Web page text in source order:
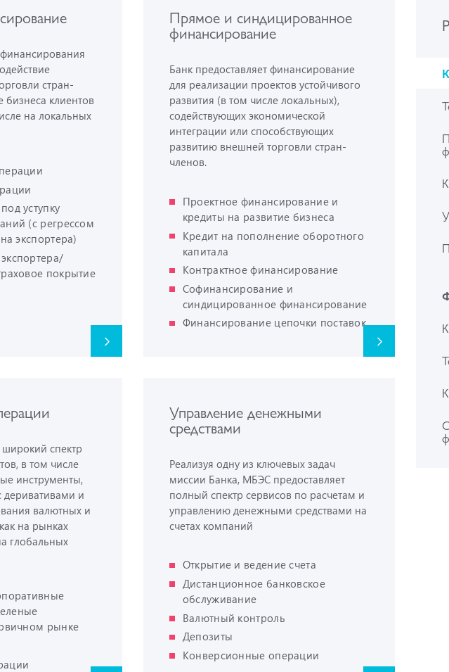
стран-
бизнеса клиентов
на локальных
уступку
(с регрессом
экспортера)
покрытие
Прямое и синдицированное
финансирование
Банк предоставляет финансирование
для реализации проектов устойчивого
развития (в том числе локальных),
содействующих экономической
интеграции или способствующих
развитию внешней торговли стран-
членов.
Проектное финансирование и
кредиты на развитие бизнеса
Кредит на пополнение оборотного
капитала
Контрактное финансирование
Софинансирование и
синдицированное финансирование
Финансирование цепочки поставок
спектр
в том числе
инструменты,
и
валютных и
на рынках
глобальных
рынке
Управление денежными
средствами
Реализуя одну из ключевых задач
миссии Банка, МБЭС предоставляет
полный спектр сервисов по расчетам и
управлению денежными средствами на
счетах компаний
Открытие и ведение счета
Дистанционное банковское
обслуживание
Валютный контроль
Депозиты
Конверсионные операции